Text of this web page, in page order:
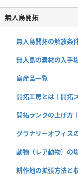
無人島開拓
無人島開拓の解放条
無人島の素材の入手
島産品一覧
開拓工房とは｜開拓
開拓ランクの上げ方
グラナリーオフィス
動物（レア動物）の
耕作地の拡張方法と